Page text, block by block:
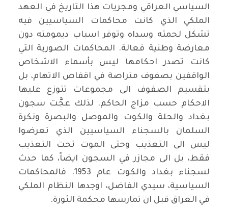
السياسي العراقي ومجريات هذا التاريخ في العهد
الملكي الذي كانت محاكمات السياسيين فيه
تشكل لحمته وسداه وتوفر اسباب ديمومته دون
معارضة وطنية فعالة. المحاكمات الصورية التي
كانت تصدر احكامها ليس بأسماء الاشخاص
الواقفين بصفوف متراصة في اقفاص الاتهام، بل
بتقسيم الصفوف الى مجموعات تتوزع عليها
الاحكام حسب مزاج الحاكم. لذلك عجَّت سجون
بغداد والحلة والكوت والموصل والبصرة ونكرة
السلمان بالسجناء السياسيين الذي تعرضوا
ليس الى التعذيب وحتى الموت تحت التعذيب
فقط، بل الى مجازر في السجون ايضاً، كما حدث
لسجناء بغداد والكوت عام 1953. فالمحاكمات
السياسية، سيدي الفاضل، اوجدها النظام الملكي
في العراق قبل ان تمارسها محكمة الثورة.